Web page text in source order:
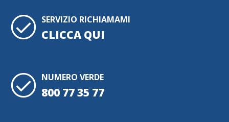
SERVIZIO RICHIAMAMI
CLICCA QUI
NUMERO VERDE
800 77 35 77